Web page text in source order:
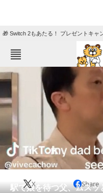
🎁 Switch 2もあたる！ プレゼントキャ
ねとらぼメニュー
エンタメ
グルメ
住まい
動物
会員記事
駅で娘を待つ父、ムスッ
X Share